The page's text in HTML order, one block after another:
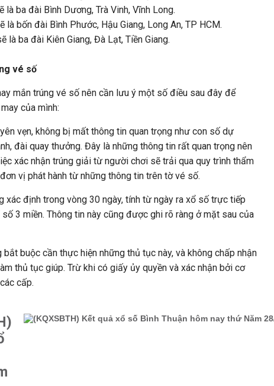
là ba đài Bình Dương, Trà Vinh, Vĩnh Long.
là bốn đài Bình Phước, Hậu Giang, Long An, TP HCM.
là ba đài Kiên Giang, Đà Lạt, Tiền Giang.
vé số
mắn trúng vé số nên cần lưu ý một số điều sau đây để
của mình:
vẹn, không bị mất thông tin quan trọng như con số dự
đài quay thưởng. Đây là những thông tin rất quan trọng nên
xác nhận trúng giải từ người chơi sẽ trải qua quy trình thẩm
vị phát hành từ những thông tin trên tờ vé số.
xác định trong vòng 30 ngày, tính từ ngày ra xổ số trực tiếp
3 miền. Thông tin này cũng được ghi rõ ràng ở mặt sau của
buộc cần thực hiện những thủ tục này, và không chấp nhận
thủ tục giúp. Trừ khi có giấy ủy quyền và xác nhận bởi cơ
cấp.